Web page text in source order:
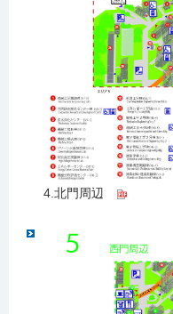
4.北門周辺